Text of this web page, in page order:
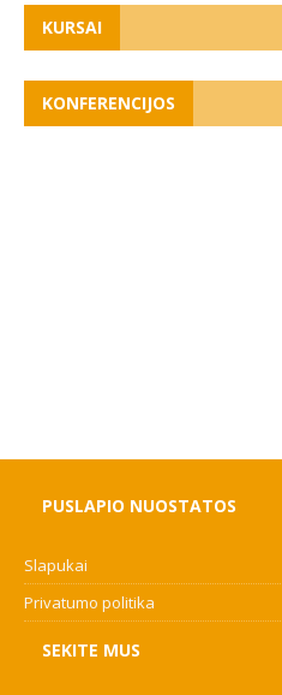
KURSAI
KONFERENCIJOS
PUSLAPIO NUOSTATOS
Slapukai
Privatumo politika
SEKITE MUS